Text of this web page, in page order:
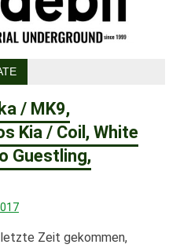
/ MK9,
Kia / Coil, White
Guestling,
Zeit gekommen,